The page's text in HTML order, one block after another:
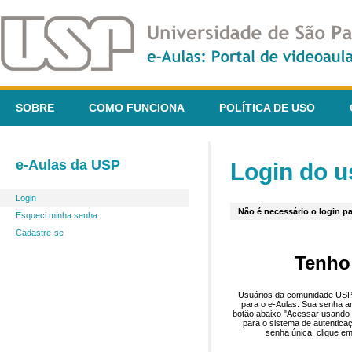
SOBRE COMO FUNCIONA POLÍTICA DE USO
e-Aulas da USP
Login
Esqueci minha senha
Cadastre-se
Login do
Não é necessário o login
Usuários da comunidade
para o e-Aulas. Sua senha
botão abaixo "Acessar
para o sistema de
senha única, clique